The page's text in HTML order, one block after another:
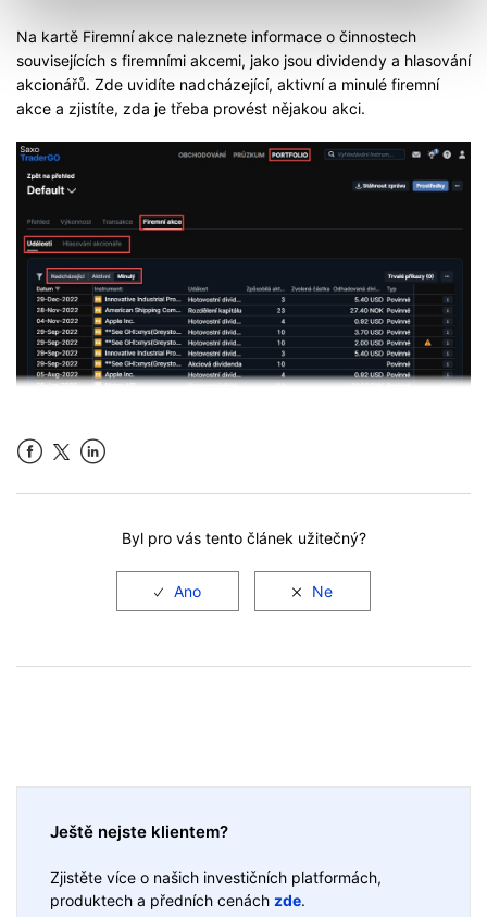
Na kartě Firemní akce naleznete informace o činnostech
souvisejících s firemními akcemi, jako jsou dividendy a hlasování
akcionářů. Zde uvidíte nadcházející, aktivní a minulé firemní
akce a zjistíte, zda je třeba provést nějakou akci.
Byl pro vás tento článek užitečný?
Ještě nejste klientem?
Zjistěte více o našich investičních platformách,
produktech a předních cenách zde.